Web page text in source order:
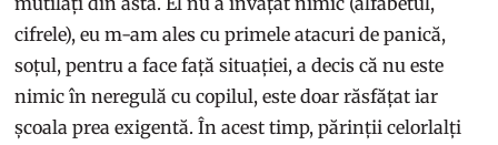
cifrele), eu m-am ales cu primele atacuri de panică,
soțul, pentru a face față situației, a decis că nu este
nimic în neregulă cu copilul, este doar răsfățat iar
școala prea exigentă. În acest timp, părinții celorlalți